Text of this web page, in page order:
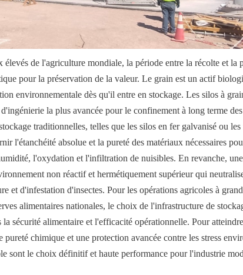
élevés de l'agriculture mondiale, la période entre la récolte et la
pour la préservation de la valeur. Le grain est un actif
environnementale dès qu'il entre en stockage. Les silos à
la plus avancée pour le confinement à long terme
traditionnelles, telles que les silos en fer galvanisé ou les
l'étanchéité absolue et la pureté des matériaux nécessaires
l'oxydation et l'infiltration de nuisibles. En revanche,
non réactif et hermétiquement supérieur qui
et d'infestation d'insectes. Pour les opérations agricoles à
alimentaires nationales, le choix de l'infrastructure de
la sécurité alimentaire et l'efficacité opérationnelle. Pour
pureté chimique et une protection avancée contre les stress
sont le choix définitif et haute performance pour l'industrie